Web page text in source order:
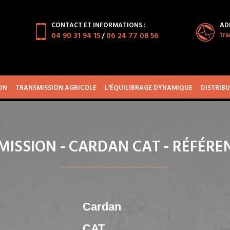
CONTACT ET INFORMATIONS :
04 90 31 94 15/06 24 77 08 56
TRANSMISSION AGRICOLE L'ÉQUILIBRAGE DYNAMIQUE
- CARDAN CAT -
Cardan